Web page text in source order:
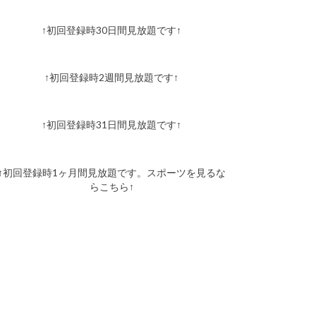
↑初回登録時30日間見放題です↑
↑初回登録時2週間見放題です↑
↑初回登録時31日間見放題です↑
初回登録時1ヶ月間見放題です。スポーツを見るな
らこちら↑